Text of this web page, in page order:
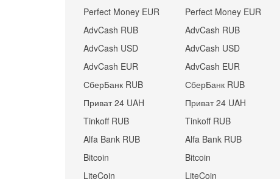
Perfect Money EUR
AdvCash RUB
AdvCash USD
AdvCash EUR
СберБанк RUB
Приват 24 UAH
Tinkoff RUB
Alfa Bank RUB
Bitcoin
LiteCoin
Perfect Money EUR
AdvCash RUB
AdvCash USD
AdvCash EUR
СберБанк RUB
Приват 24 UAH
Tinkoff RUB
Alfa Bank RUB
Bitcoin
LiteCoin